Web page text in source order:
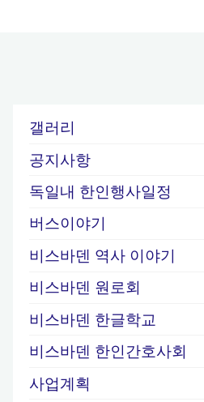
갤러리
공지사항
독일내 한인행사일정
버스이야기
비스바덴 역사 이야기
비스바덴 원로회
비스바덴 한글학교
비스바덴 한인간호사회
사업계획